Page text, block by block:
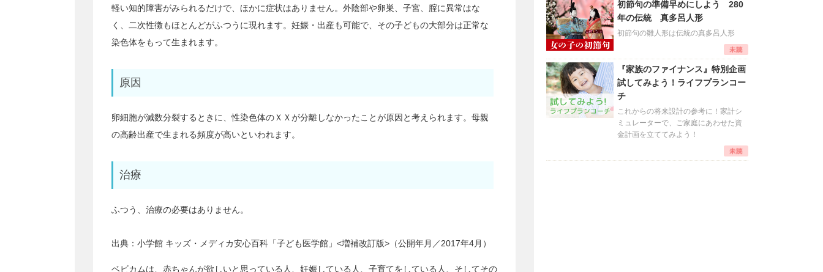
軽い知的障害がみられるだけで、ほかに症状はありません。外陰部や卵巣、子宮、腟に異常はな
く、二次性徴もほとんどがふつうに現れます。妊娠・出産も可能で、その子どもの大部分は正常な
染色体をもって生まれます。
原因
卵細胞が減数分裂するときに、性染色体のＸＸが分離しなかったことが原因と考えられます。母親
の高齢出産で生まれる頻度が高いといわれます。
治療
ふつう、治療の必要はありません。
出典： 小学館 キッズ・メディカ安心百科「子ども医学館」<増補改訂版>（公開年月／2017年4月）
ベビカムは、赤ちゃんが欲しいと思っている人、妊娠している人、子育てをしている人、そしてその
初節句の準備早めにしよう 280
年の伝統 真多呂人形
初節句の雛人形は伝統の真多呂人形
『家族のファイナンス』特別企画
試してみよう！ライフプランコー
チ
これからの将来設計の参考に！家計シ
ミュレーターで、ご家庭にあわせた資
金計画を立ててみよう！